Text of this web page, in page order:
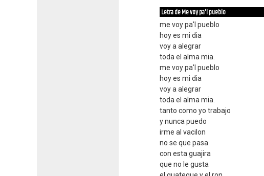
Letra de Me voy pa'l pueblo
me voy pa'l pueblo
hoy es mi dia
voy a alegrar
toda el alma mia.
me voy pa'l pueblo
hoy es mi dia
voy a alegrar
toda el alma mia.
tanto como yo trabajo
y nunca puedo
irme al vacilon
no se que pasa
con esta guajira
que no le gusta